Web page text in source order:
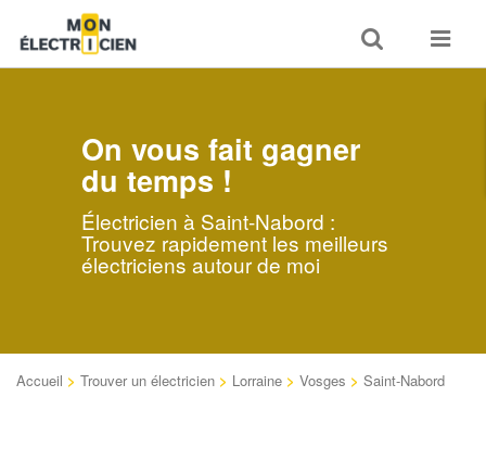
Toggle
search
Toggle
On vous fait gagner
du temps !
Électricien à Saint-Nabord :
Trouvez rapidement les meilleurs
électriciens autour de moi
Accueil > Trouver un électricien > Lorraine > Vosges > Saint-Nabord